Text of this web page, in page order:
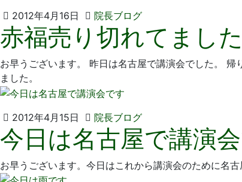
2012年4月16日 院長ブログ2012
年
4
月
い
そ
歯
科
赤福売り切れてました
お早うございます。 昨日は名古屋で講演会でした。
ました。
2012年4月15日 院長ブログ2012
年
4
月
15
い
そ
歯
科
医
今日は名古屋で講演
お早うございます。今日はこれから講演会のために名